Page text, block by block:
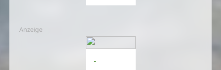
Anzeige
-